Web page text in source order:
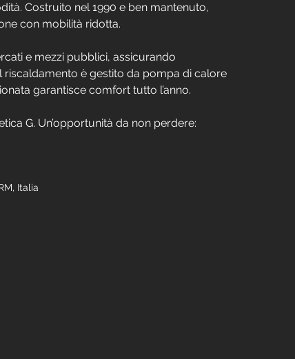
Costruito nel 1990 e ben mantenuto,
con mobilità ridotta.
e mezzi pubblici, assicurando
è gestito da pompa di calore
garantisce comfort tutto l’anno.
G. Un’opportunità da non perdere:
Italia